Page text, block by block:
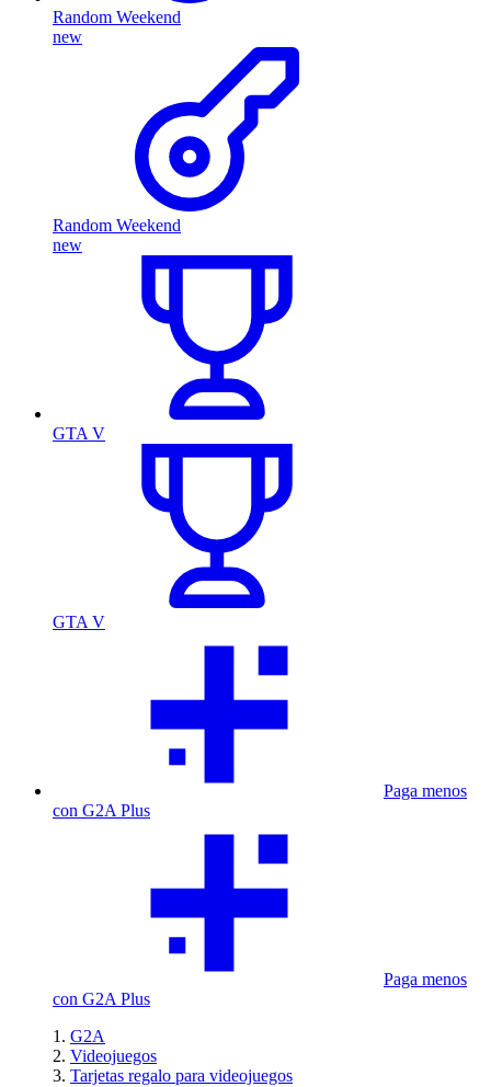
Random Weekend
new
Random Weekend
new
GTA V
GTA V
Paga menos
con G2A Plus
Paga menos
con G2A Plus
G2A
Videojuegos
Tarjetas regalo para videojuegos